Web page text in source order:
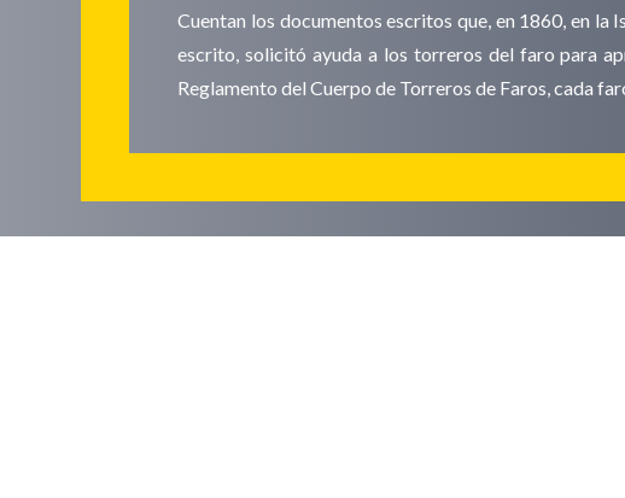
Cuentan los documentos escritos que, en 1860, en
escrito, solicitó ayuda a los torreros del faro para
Reglamento del Cuerpo de Torreros de Faros, cada